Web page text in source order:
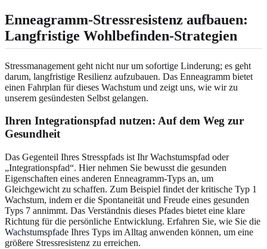
Enneagramm-Stressresistenz aufbauen:
Langfristige Wohlbefinden-Strategien
Stressmanagement geht nicht nur um sofortige Linderung; es geht
darum, langfristige Resilienz aufzubauen. Das Enneagramm bietet
einen Fahrplan für dieses Wachstum und zeigt uns, wie wir zu
unserem gesündesten Selbst gelangen.
Ihren Integrationspfad nutzen: Auf dem Weg zur
Gesundheit
Das Gegenteil Ihres Stresspfads ist Ihr Wachstumspfad oder
„Integrationspfad“. Hier nehmen Sie bewusst die gesunden
Eigenschaften eines anderen Enneagramm-Typs an, um
Gleichgewicht zu schaffen. Zum Beispiel findet der kritische Typ 1
Wachstum, indem er die Spontaneität und Freude eines gesunden
Typs 7 annimmt. Das Verständnis dieses Pfades bietet eine klare
Richtung für die persönliche Entwicklung. Erfahren Sie, wie Sie die
Wachstumspfade Ihres Typs im Alltag anwenden können, um eine
größere Stressresistenz zu erreichen.